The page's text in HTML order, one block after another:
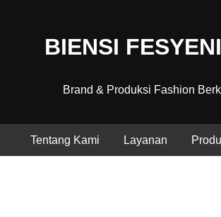
BIENSI
Brand & Produksi Fashion
Tentang Kami Layanan